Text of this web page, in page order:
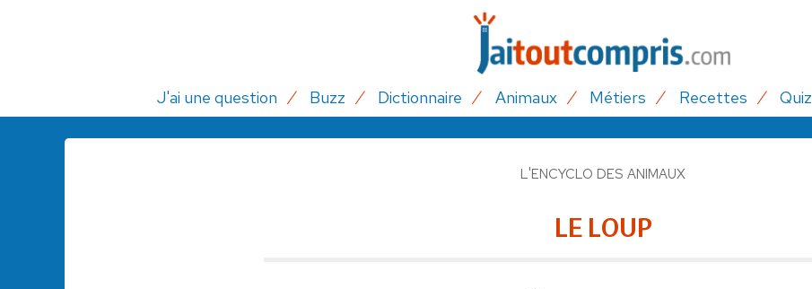
J'ai une question Buzz Dictionnaire Animaux Métiers Recettes Quiz
L'ENCYCLO DES ANIMAUX
LE LOUP